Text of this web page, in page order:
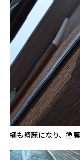
樋も綺麗になり、塗